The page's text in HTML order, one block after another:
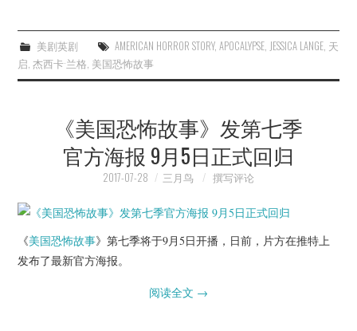
美剧英剧 AMERICAN HORROR STORY, APOCALYPSE, JESSICA LANGE, 天
启,杰西卡·兰格, 美国恐怖故事
《美国恐怖故事》发第七季
官方海报 9月5日正式回归
2017-07-28 三月鸟 撰写评论
《美国恐怖故事》第七季将于9月5日开播，日前，片方在推特上
发布了最新官方海报。
阅读全文 →